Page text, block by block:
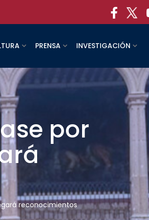
PRENSA INVESTIGACIÓN
por
reconocimientos